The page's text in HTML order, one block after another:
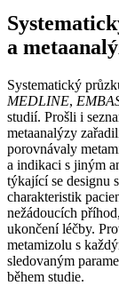
a
Systematický
MEDLINE,
studií. Prošli i
metaanalýzy
porovnávaly
a indikaci s jiným
týkající se designu
charakteristik
nežádoucích
ukončení léčby.
metamizolu s
sledovaným
během studie.